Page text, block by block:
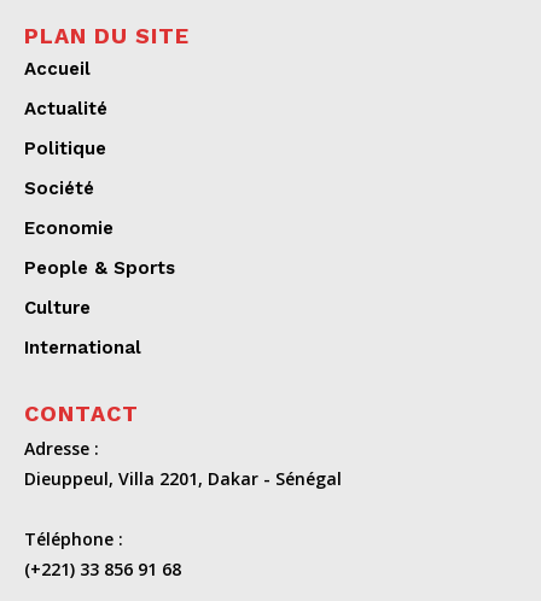
PLAN DU SITE
Accueil
Actualité
Politique
Société
Economie
People & Sports
Culture
International
CONTACT
Adresse :
Dieuppeul, Villa 2201, Dakar - Sénégal
Téléphone :
(+221) 33 856 91 68